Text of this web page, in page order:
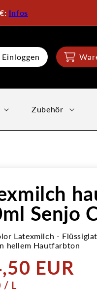
Infos
Einloggen
Zubehör
Senjo
Latexmilch -
hellem Hautfarbton
EUR
/ PRO
L